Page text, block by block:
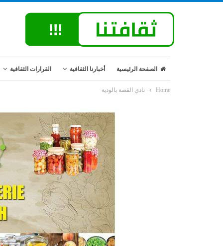
الصفحة الرئيسية أخبارنا الثقافية القرارات الثقافية
Home نادي القصة بالودية